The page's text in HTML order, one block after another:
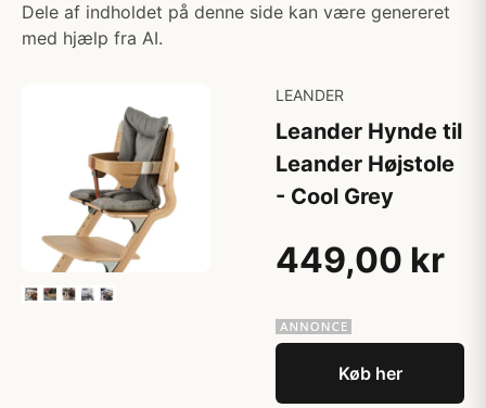
Dele af indholdet på denne side kan være genereret
med hjælp fra AI.
LEANDER
Leander Hynde til
Leander Højstole
- Cool Grey
449,00 kr
Køb her